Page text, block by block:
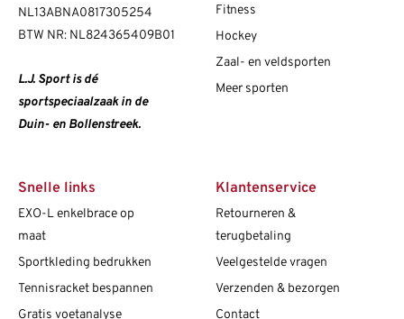
NL13ABNA0817305254
BTW NR: NL824365409B01
L.J. Sport is dé
sportspeciaalzaak in de
Duin- en Bollenstreek.
Fitness
Hockey
Zaal- en veldsporten
Meer sporten
Snelle links
EXO-L enkelbrace op
maat
Sportkleding bedrukken
Tennisracket bespannen
Gratis voetanalyse
Klantenservice
Retourneren &
terugbetaling
Veelgestelde vragen
Verzenden & bezorgen
Contact